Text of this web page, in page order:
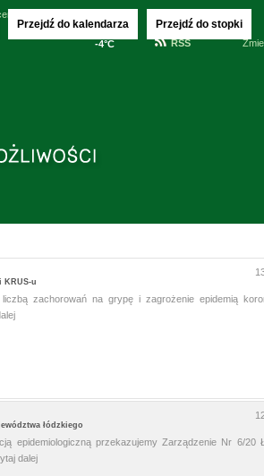
Przejdź do kalendarza Przejdź do stopki
-4°C RSS
KRUS-u
zachorowań na grypę i zagrożenie epidemią
łódzkiego
epidemiologiczną przekazujemy Zarządzenie Nr 6/20
dalej